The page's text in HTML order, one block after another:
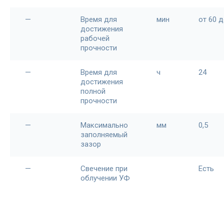
—
Время для
достижения
рабочей
прочности
мин от 60
—
Время для
достижения
полной
прочности
ч 24
—
Максимально
заполняемый
зазор
мм 0,5
—
Свечение при
облучении УФ
Есть